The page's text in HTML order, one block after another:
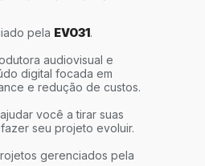
pela EVO31.
audiovisual e
digital focada em
e redução de custos.
você a tirar suas
seu projeto evoluir.
gerenciados pela